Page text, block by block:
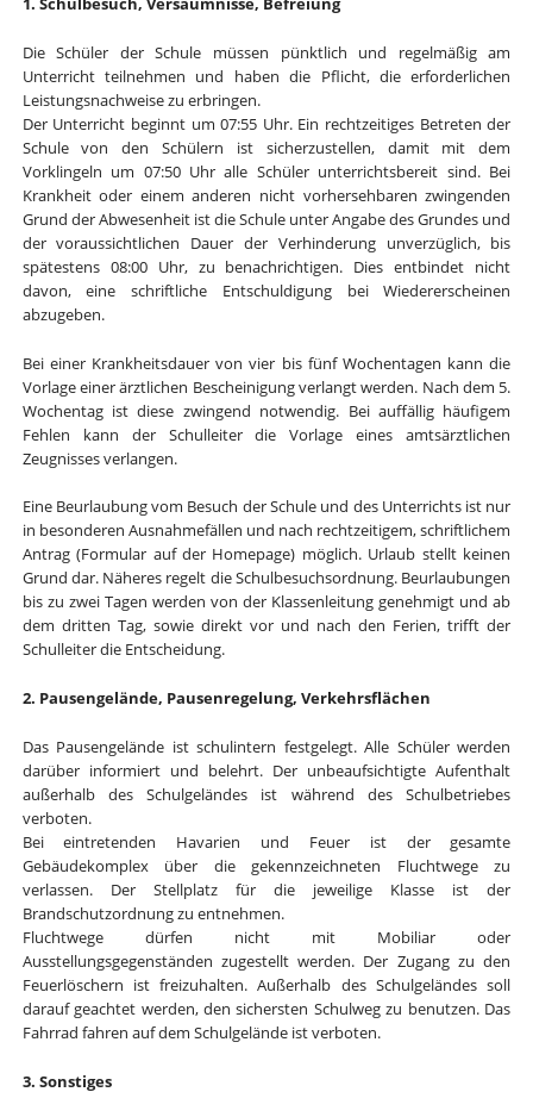
Die Schüler der Schule müssen pünktlich und regelmäßig am
Unterricht teilnehmen und haben die Pflicht, die erforderlichen
Leistungsnachweise zu erbringen.
Der Unterricht beginnt um 07:55 Uhr. Ein rechtzeitiges Betreten der
Schule von den Schülern ist sicherzustellen, damit mit dem
Vorklingeln um 07:50 Uhr alle Schüler unterrichtsbereit sind. Bei
Krankheit oder einem anderen nicht vorhersehbaren zwingenden
Grund der Abwesenheit ist die Schule unter Angabe des Grundes und
der voraussichtlichen Dauer der Verhinderung unverzüglich, bis
spätestens 08:00 Uhr, zu benachrichtigen. Dies entbindet nicht
davon, eine schriftliche Entschuldigung bei Wiedererscheinen
abzugeben.
Bei einer Krankheitsdauer von vier bis fünf Wochentagen kann die
Vorlage einer ärztlichen Bescheinigung verlangt werden. Nach dem 5.
Wochentag ist diese zwingend notwendig. Bei auffällig häufigem
Fehlen kann der Schulleiter die Vorlage eines amtsärztlichen
Zeugnisses verlangen.
Eine Beurlaubung vom Besuch der Schule und des Unterrichts ist nur
in besonderen Ausnahmefällen und nach rechtzeitigem, schriftlichem
Antrag (Formular auf der Homepage) möglich. Urlaub stellt keinen
Grund dar. Näheres regelt die Schulbesuchsordnung. Beurlaubungen
bis zu zwei Tagen werden von der Klassenleitung genehmigt und ab
dem dritten Tag, sowie direkt vor und nach den Ferien, trifft der
Schulleiter die Entscheidung.
2. Pausengelände, Pausenregelung, Verkehrsflächen
Das Pausengelände ist schulintern festgelegt. Alle Schüler werden
darüber informiert und belehrt. Der unbeaufsichtigte Aufenthalt
außerhalb des Schulgeländes ist während des Schulbetriebes
verboten.
Bei eintretenden Havarien und Feuer ist der gesamte
Gebäudekomplex über die gekennzeichneten Fluchtwege zu
verlassen. Der Stellplatz für die jeweilige Klasse ist der
Brandschutzordnung zu entnehmen.
Fluchtwege dürfen nicht mit Mobiliar oder
Ausstellungsgegenständen zugestellt werden. Der Zugang zu den
Feuerlöschern ist freizuhalten. Außerhalb des Schulgeländes soll
darauf geachtet werden, den sichersten Schulweg zu benutzen. Das
Fahrrad fahren auf dem Schulgelände ist verboten.
3. Sonstiges